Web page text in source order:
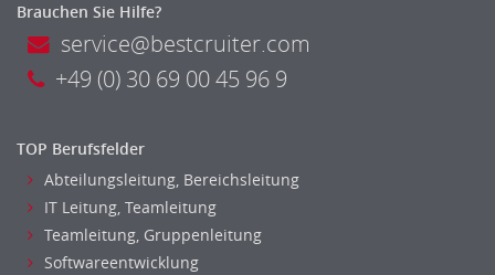
Elektrik, Sanitär, Heizung, Klima
Fertigung, Produktion
Gastronomie, Hotellerie
Handwerk, Dienstleistung & Fertigung Leitung, Teamleitung
Maler, Lackierer
Mechaniker
Metallhandwerk
Nahrungsmittelherstellung, -verarbeitung
Brauchen Sie Hilfe?
service@bestcruiter.com
+49 (0) 30 69 00 45 96 9
TOP Berufsfelder
Abteilungsleitung, Bereichsleitung
IT Leitung, Teamleitung
Teamleitung, Gruppenleitung
Softwareentwicklung